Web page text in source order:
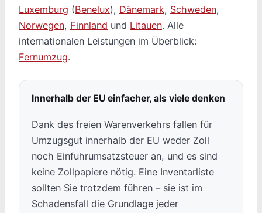
Luxemburg (Benelux), Dänemark, Schweden,
Norwegen, Finnland und Litauen. Alle
internationalen Leistungen im Überblick:
Fernumzug.
Innerhalb der EU einfacher, als viele denken
Dank des freien Warenverkehrs fallen für
Umzugsgut innerhalb der EU weder Zoll
noch Einfuhrumsatzsteuer an, und es sind
keine Zollpapiere nötig. Eine Inventarliste
sollten Sie trotzdem führen – sie ist im
Schadensfall die Grundlage jeder